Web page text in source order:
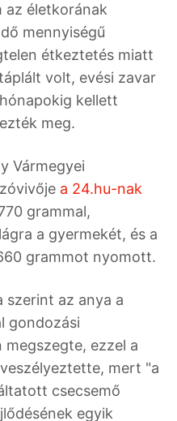
az életkorának
mennyiségű
étkeztetés miatt
volt, evési zavar
kellett
meg.
Vármegyei
a 24.hu-nak
grammal,
a gyermekét, és a
grammot nyomott.
szerint az anya a
gondozási
ezzel a
mert "a
csecsemő
egyik